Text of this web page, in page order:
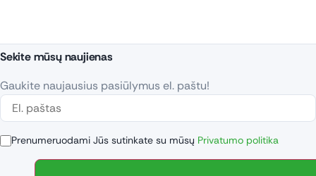
Sekite mūsų naujienas
Gaukite naujausius pasiūlymus el. paštu!
Prenumeruodami Jūs sutinkate su mūsų Privatumo politika